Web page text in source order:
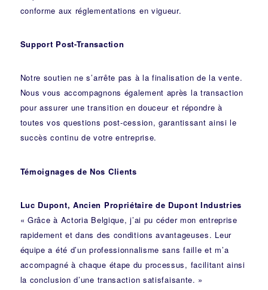
conforme aux réglementations en vigueur.
Support Post-Transaction
Notre soutien ne s’arrête pas à la finalisation de la vente.
Nous vous accompagnons également après la transaction
pour assurer une transition en douceur et répondre à
toutes vos questions post-cession, garantissant ainsi le
succès continu de votre entreprise.
Témoignages de Nos Clients
Luc Dupont, Ancien Propriétaire de Dupont Industries
« Grâce à Actoria Belgique, j’ai pu céder mon entreprise
rapidement et dans des conditions avantageuses. Leur
équipe a été d’un professionnalisme sans faille et m’a
accompagné à chaque étape du processus, facilitant ainsi
la conclusion d’une transaction satisfaisante. »